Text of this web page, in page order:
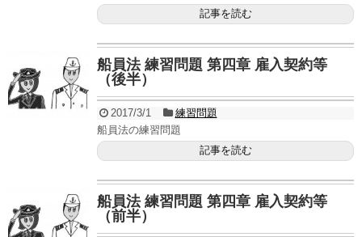
記事を読む
船員法 練習問題 第四章 雇入契約等
（後半）
2017/3/1
練習問題
船員法の練習問題
記事を読む
船員法 練習問題 第四章 雇入契約等
（前半）